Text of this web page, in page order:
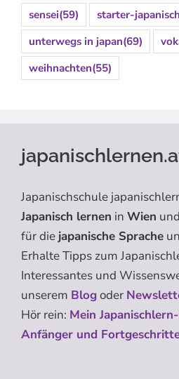
sensei(59) starter-japanisch
unterwegs in japan(69)
weihnachten(55)
Japanischschule
Japanisch lernen in Wien und
für die japanische Sprache
Erhalte Tipps zum
Interessantes und
unserem Blogoder
Hör rein: Mein
Anfänger und